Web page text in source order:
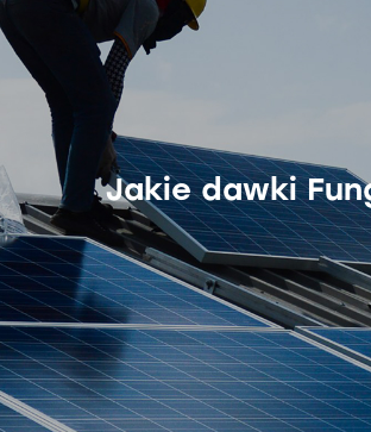
Jakie dawki